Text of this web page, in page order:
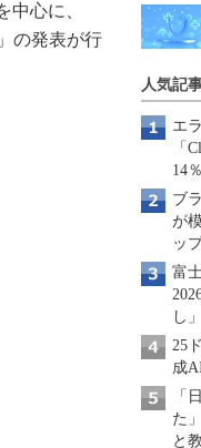
中心に、
の発表が行
人気記
エ
「
14％
ブ
が
ッ
富
し」
25
成
「
た
と